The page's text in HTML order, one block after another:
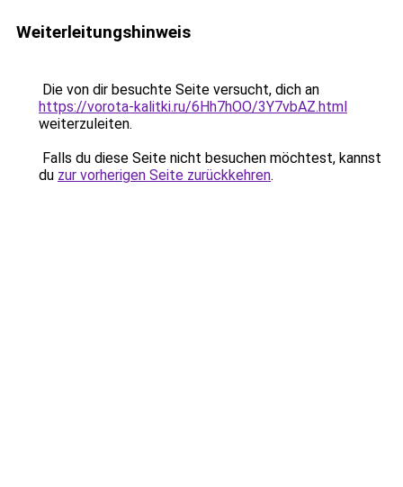
Weiterleitungshinweis
Die von dir besuchte Seite versucht, dich an
https://vorota-kalitki.ru/6Hh7hOO/3Y7vbAZ.html
weiterzuleiten.
Falls du diese Seite nicht besuchen möchtest, kannst
du zur vorherigen Seite zurückkehren.